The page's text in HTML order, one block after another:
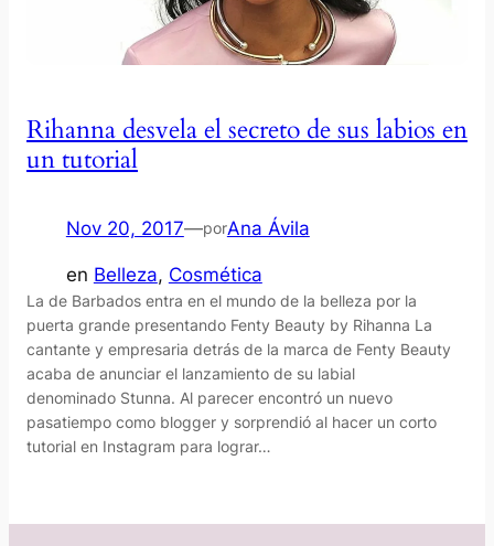
Rihanna desvela el secreto de sus labios en
un tutorial
Nov 20, 2017—porAna Ávila
en Belleza, Cosmética
La de Barbados entra en el mundo de la belleza por la
puerta grande presentando Fenty Beauty by Rihanna La
cantante y empresaria detrás de la marca de Fenty Beauty
acaba de anunciar el lanzamiento de su labial
denominado Stunna. Al parecer encontró un nuevo
pasatiempo como blogger y sorprendió al hacer un corto
tutorial en Instagram para lograr…